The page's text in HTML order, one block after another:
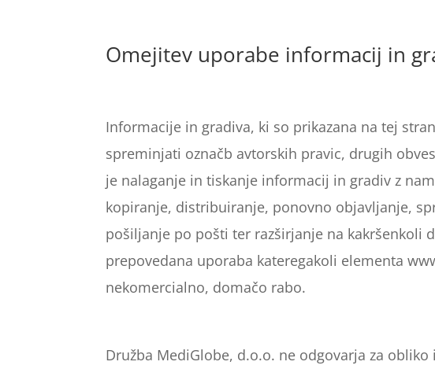
Omejitev uporabe informacij in
Informacije in gradiva, ki so prikazana na tej
spreminjati označb avtorskih pravic, drugih
je nalaganje in tiskanje informacij in gradiv z
kopiranje, distribuiranje, ponovno objavljanje,
pošiljanje po pošti ter razširjanje na kakršenkoli
prepovedana uporaba kateregakoli elementa
nekomercialno, domačo rabo.
Družba MediGlobe, d.o.o. ne odgovarja za